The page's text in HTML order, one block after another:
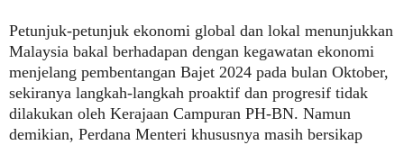
Petunjuk-petunjuk ekonomi global dan lokal menunjukkan
Malaysia bakal berhadapan dengan kegawatan ekonomi
menjelang pembentangan Bajet 2024 pada bulan Oktober,
sekiranya langkah-langkah proaktif dan progresif tidak
dilakukan oleh Kerajaan Campuran PH-BN. Namun
demikian, Perdana Menteri khususnya masih bersikap